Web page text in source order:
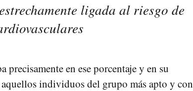
ligada al riesgo de
precisamente en ese porcentaje y en su
individuos del grupo más apto y con